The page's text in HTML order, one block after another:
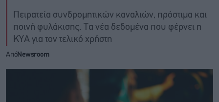
Πειρατεία συνδρομητικών καναλιών, πρόστιμα και
ποινή φυλάκισης. Τα νέα δεδομένα που φέρνει η
ΚΥΑ για τον τελικό χρήστη
ΑπόNewsroom